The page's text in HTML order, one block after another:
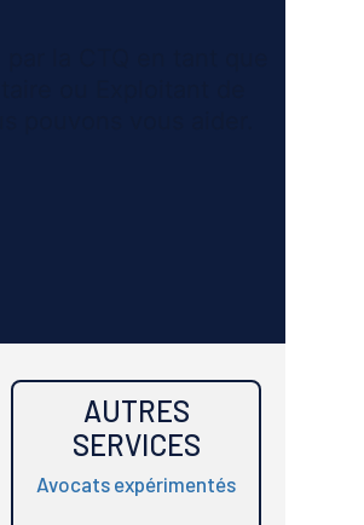
AUTRES
SERVICES
Avocats expérimentés